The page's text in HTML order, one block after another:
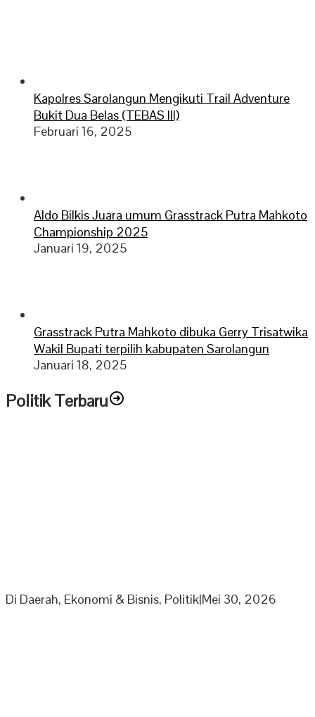
Kapolres Sarolangun Mengikuti Trail Adventure
Bukit Dua Belas (TEBAS III)
Februari 16, 2025
Aldo Bilkis Juara umum Grasstrack Putra Mahkoto
Championship 2025
Januari 19, 2025
Grasstrack Putra Mahkoto dibuka Gerry Trisatwika
Wakil Bupati terpilih kabupaten Sarolangun
Januari 18, 2025
Politik Terbaru
Di Daerah, Ekonomi & Bisnis, Politik|Mei 30, 2026